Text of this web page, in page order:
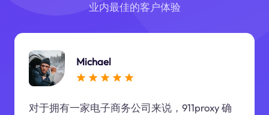
业内最佳的客户体验
Michael
对于拥有一家电子商务公司来说，911proxy 确